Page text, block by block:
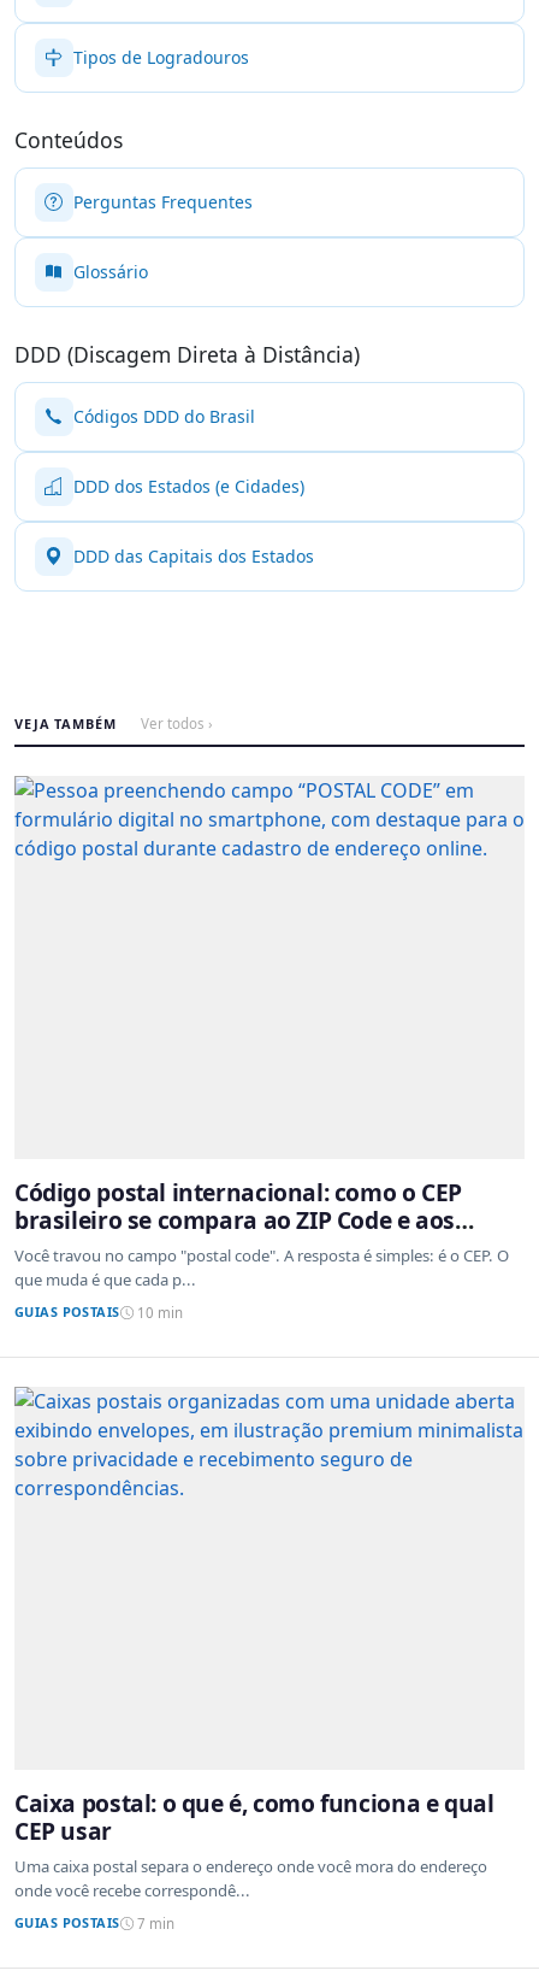
Tipos de Logradouros
Conteúdos
Perguntas Frequentes
Glossário
DDD (Discagem Direta à Distância)
Códigos DDD do Brasil
DDD dos Estados (e Cidades)
DDD das Capitais dos Estados
VEJA TAMBÉM Ver todos ›
Código postal internacional: como o CEP
brasileiro se compara ao ZIP Code e aos
sistemas de outros países
Você travou no campo "postal code". A resposta é simples: é o CEP. O
que muda é que cada p...
GUIAS POSTAIS 10 min
Caixa postal: o que é, como funciona e qual
CEP usar
Uma caixa postal separa o endereço onde você mora do endereço
onde você recebe correspondê...
GUIAS POSTAIS 7 min